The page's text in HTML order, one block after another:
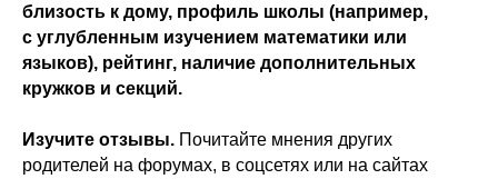
близость к дому, профиль школы (например,
с углубленным изучением математики или
языков), рейтинг, наличие дополнительных
кружков и секций.
Изучите отзывы. Почитайте мнения других
родителей на форумах, в соцсетях или на сайтах